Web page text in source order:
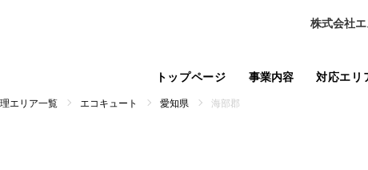
株式会社
トップページ 事業内容 対応エリ
エリア一覧 エコキュート 愛知県 海部郡